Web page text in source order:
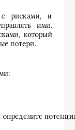
с рисками, и
ими.
который
потери.